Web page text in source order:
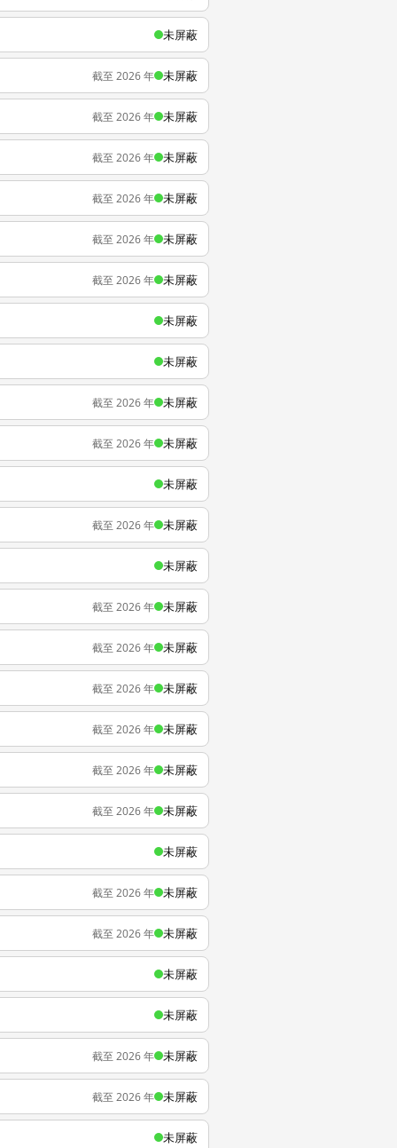
未屏蔽
截至 2026 年 未屏蔽
截至 2026 年 未屏蔽
截至 2026 年 未屏蔽
截至 2026 年 未屏蔽
截至 2026 年 未屏蔽
截至 2026 年 未屏蔽
未屏蔽
未屏蔽
截至 2026 年 未屏蔽
截至 2026 年 未屏蔽
未屏蔽
截至 2026 年 未屏蔽
未屏蔽
截至 2026 年 未屏蔽
截至 2026 年 未屏蔽
截至 2026 年 未屏蔽
截至 2026 年 未屏蔽
截至 2026 年 未屏蔽
截至 2026 年 未屏蔽
未屏蔽
截至 2026 年 未屏蔽
截至 2026 年 未屏蔽
未屏蔽
未屏蔽
截至 2026 年 未屏蔽
截至 2026 年 未屏蔽
未屏蔽